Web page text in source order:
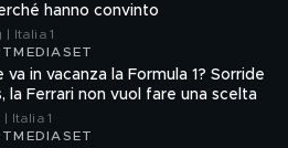
hanno convinto
Italia 1
va in vacanza la Formula 1? Sorride
la Ferrari non vuol fare una scelta
Italia 1